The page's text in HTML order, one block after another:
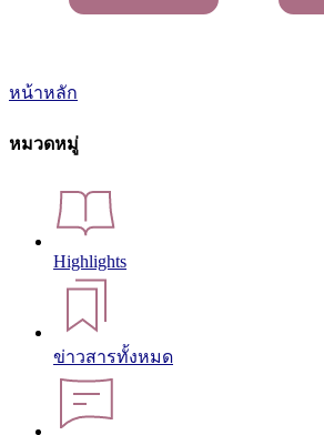
หน้าหลัก
หมวดหมู่
Highlights
ข่าวสารทั้งหมด